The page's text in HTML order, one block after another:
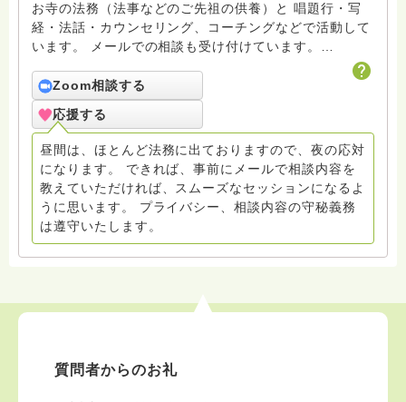
お寺の法務（法事などのご先祖の供養）と 唱題行・写
経・法話・カウンセリング、コーチングなどで活動して
います。 メールでの相談も受け付けています。
hasunohaの回答後のフォローアップはメールで致して
おりますので、メールでお問い合わせください。また面
接でのカウンセリングセラピーをご希望の方もメールで
連絡をお願いします。
amrita.offcourse@docomo.ne.jp へどうぞ。
Zoom相談する
応援する
昼間は、ほとんど法務に出ておりますので、夜の応対
になります。 できれば、事前にメールで相談内容を
教えていただければ、スムーズなセッションになるよ
うに思います。 プライバシー、相談内容の守秘義務
は遵守いたします。
質問者からのお礼